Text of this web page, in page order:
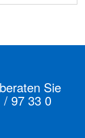
Sie
/ 97 33 0